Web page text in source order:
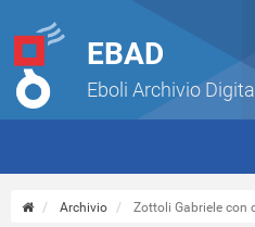
EBAD
Eboli Archivio
Archivio Zottoli Gabriele con